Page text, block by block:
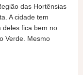
das Hortênsias
A cidade tem
deles fica bem no
Verde. Mesmo